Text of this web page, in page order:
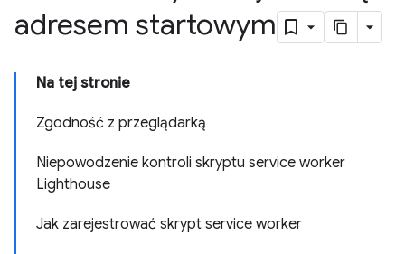
adresem startowym
Na tej stronie
Zgodność z przeglądarką
Niepowodzenie kontroli skryptu service worker
Lighthouse
Jak zarejestrować skrypt service worker